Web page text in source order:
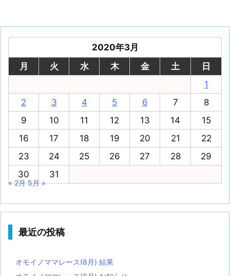
2020年3月
月
火 水 木 金 土
日
1
2
3 4 5 6 7
8
9
10 11 12 13 14
15
16
17 18 19 20 21
22
23
24 25 26 27 28
29
30
31
« 2月 5月 »
最近の投稿
オモイノママレース(8月) 結果